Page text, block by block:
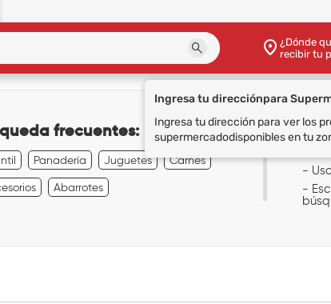
¿Dónde
recibir tu
Ingresa tu direcciónpara
Ingresa tu dirección para ver los
supermercadodisponibles en tu
frecuentes:
Panadería Juguetes Carnes
Abarrotes
-
-
-